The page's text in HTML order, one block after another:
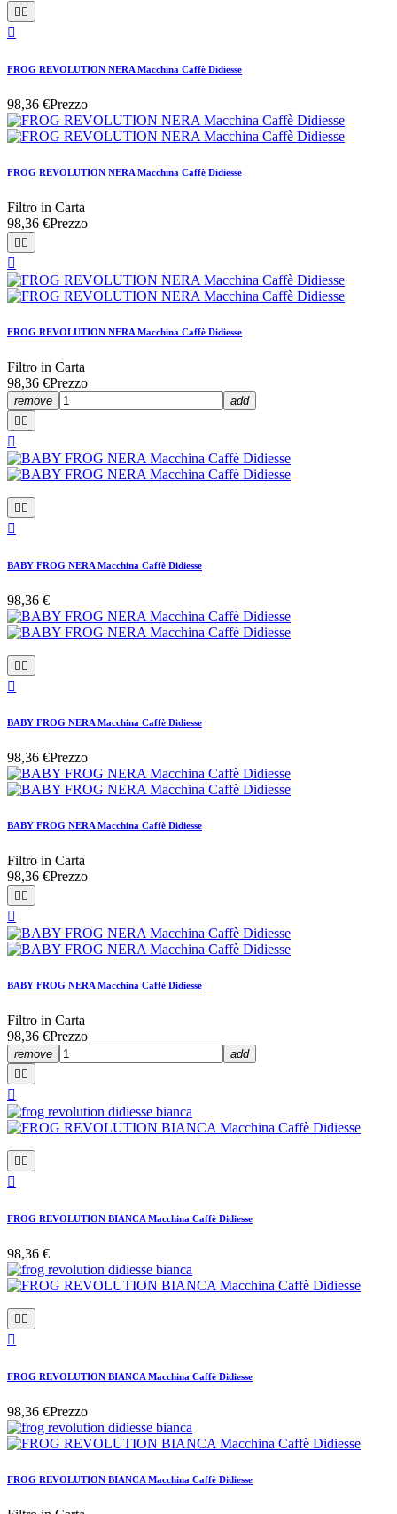
 

FROG REVOLUTION NERA Macchina Caffè Didiesse
98,36 €Prezzo
FROG REVOLUTION NERA Macchina Caffè Didiesse
Filtro in Carta
98,36 €Prezzo


FROG REVOLUTION NERA Macchina Caffè Didiesse
Filtro in Carta
98,36 €Prezzo
remove
add




BABY FROG NERA Macchina Caffè Didiesse
98,36 €


BABY FROG NERA Macchina Caffè Didiesse
98,36 €Prezzo
BABY FROG NERA Macchina Caffè Didiesse
Filtro in Carta
98,36 €Prezzo
 

BABY FROG NERA Macchina Caffè Didiesse
Filtro in Carta
98,36 €Prezzo
remove
add
 

 

FROG REVOLUTION BIANCA Macchina Caffè Didiesse
98,36 €
 

FROG REVOLUTION BIANCA Macchina Caffè Didiesse
98,36 €Prezzo
FROG REVOLUTION BIANCA Macchina Caffè Didiesse